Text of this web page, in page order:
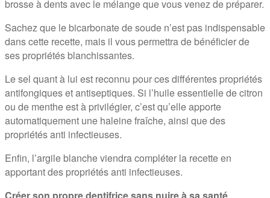
brosse à dents avec le mélange que vous venez de préparer.
Sachez que le bicarbonate de soude n’est pas indispensable
dans cette recette, mais il vous permettra de bénéficier de
ses propriétés blanchissantes.
Le sel quant à lui est reconnu pour ces différentes propriétés
antifongiques et antiseptiques. Si l’huile essentielle de citron
ou de menthe est à privilégier, c’est qu’elle apporte
automatiquement une haleine fraîche, ainsi que des
propriétés anti infectieuses.
Enfin, l’argile blanche viendra compléter la recette en
apportant des propriétés anti infectieuses.
Créer son propre dentifrice sans nuire à sa santé